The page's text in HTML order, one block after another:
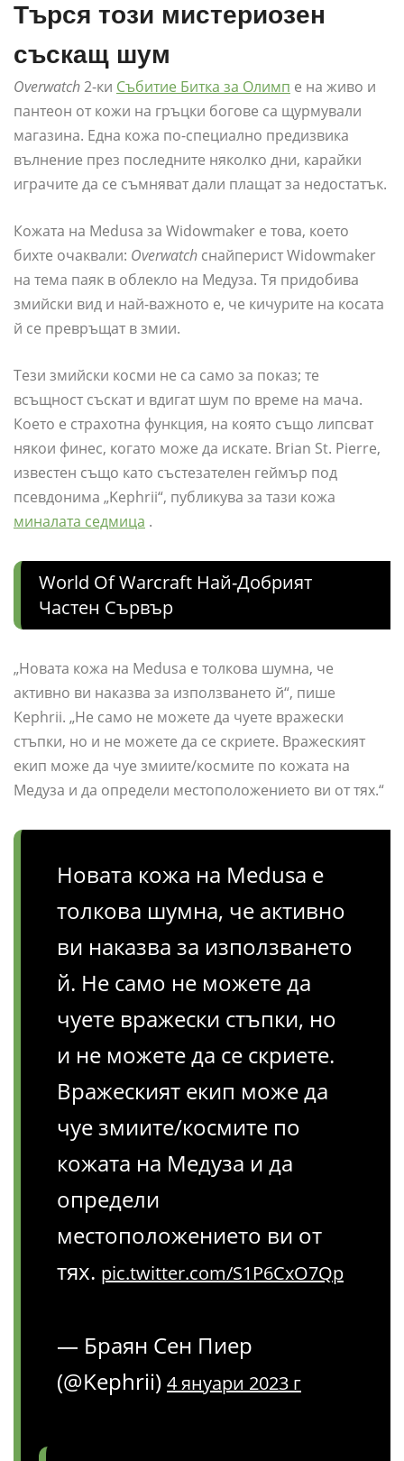
Търся този мистериозен
съскащ шум
Overwatch2-ки Събитие Битка за Олимп е на живо и
пантеон от кожи на гръцки богове са щурмували
магазина. Една кожа по-специално предизвика
вълнение през последните няколко дни, карайки
играчите да се съмняват дали плащат за недостатък.
Кожата на Medusa за Widowmaker е това, което
бихте очаквали: Overwatch снайперист Widowmaker
на тема паяк в облекло на Медуза. Тя придобива
змийски вид и най-важното е, че кичурите на косата
й се превръщат в змии.
Тези змийски косми не са само за показ; те
всъщност съскат и вдигат шум по време на мача.
Което е страхотна функция, на която също липсват
някои финес, когато може да искате. Brian St. Pierre,
известен също като състезателен геймър под
псевдонима „Kephrii“, публикува за тази кожа
миналата седмица .
World Of Warcraft Най-Добрият
Частен Сървър
„Новата кожа на Medusa е толкова шумна, че
активно ви наказва за използването й“, пише
Kephrii. „Не само не можете да чуете вражески
стъпки, но и не можете да се скриете. Вражеският
екип може да чуе змиите/космите по кожата на
Медуза и да определи местоположението ви от тях.“
Новата кожа на Medusa е
толкова шумна, че активно
ви наказва за използването
й. Не само не можете да
чуете вражески стъпки, но
и не можете да се скриете.
Вражеският екип може да
чуе змиите/космите по
кожата на Медуза и да
определи
местоположението ви от
тях. pic.twitter.com/S1P6CxO7Qp
— Браян Сен Пиер
(@Kephrii) 4 януари 2023 г